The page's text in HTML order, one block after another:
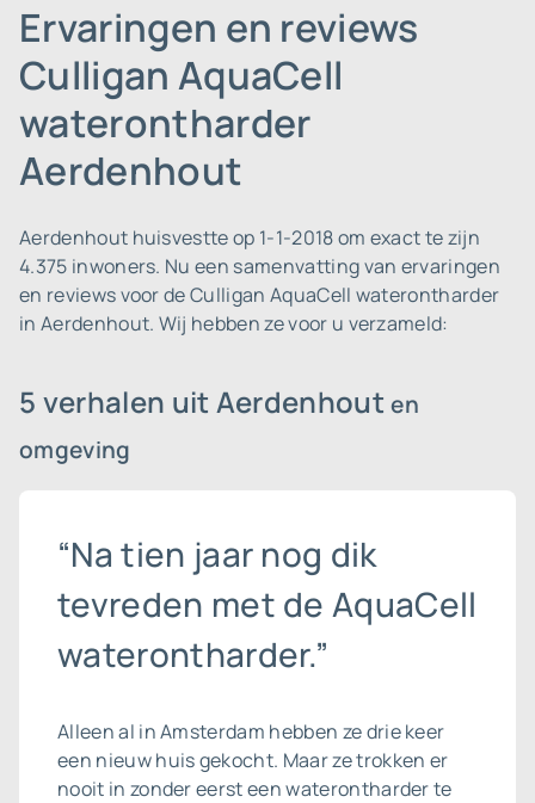
Ervaringen en reviews
Culligan AquaCell
waterontharder
Aerdenhout
Aerdenhout huisvestte op 1-1-2018 om exact te zijn
4.375 inwoners. Nu een samenvatting van ervaringen
en reviews voor de Culligan AquaCell waterontharder
in Aerdenhout. Wij hebben ze voor u verzameld:
5 verhalen uit Aerdenhouten
omgeving
“Na tien jaar nog dik
tevreden met de AquaCell
waterontharder.”
Alleen al in Amsterdam hebben ze drie keer
een nieuw huis gekocht. Maar ze trokken er
nooit in zonder eerst een waterontharder te